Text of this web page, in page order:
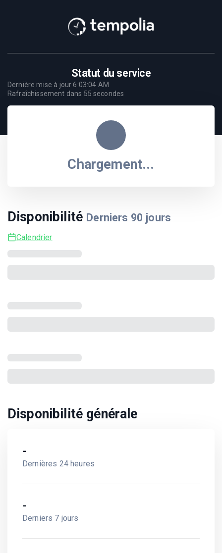
Statut du service
Dernière mise à jour6:03:04 AM
Rafraîchissement dans 54 secondes
Chargement...
Disponibilité Derniers 90 jours
Calendrier
Disponibilité générale
-
Dernières 24 heures
-
Derniers 7 jours